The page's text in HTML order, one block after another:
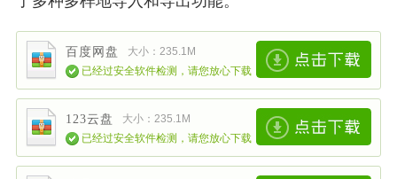
百度网盘
大小：235.1M
已经过安全软件检测，请您放心下载
123云盘
大小：235.1M
已经过安全软件检测，请您放心下载